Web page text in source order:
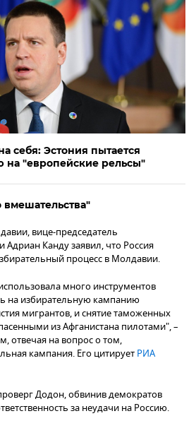
себя: Эстония пытается
на "европейские рельсы"
вмешательства"
вице-председатель
Адриан Канду заявил, что Россия
процесс в Молдавии.
много инструментов
на избирательную кампанию
мигрантов, и снятие таможенных
из Афганистана пилотами", –
отвечая на вопрос о том,
кампания. Его цитирует РИА
Додон, обвинив демократов
за неудачи на Россию.